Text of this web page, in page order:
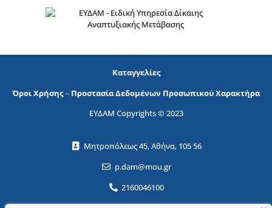
Καταγγελίες
Όροι Χρήσης– Προστασία Δεδομένων Προσωπικού Χαρακτήρα
ΕΥΔΑΜ Copyrights © 2023
Μητροπόλεως 45, Αθήνα, 105 56
p.dam@mou.gr
2160046100